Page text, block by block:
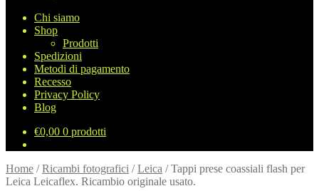
Chi siamo
Shop
Prodotti
Spedizioni
Metodi di pagamento
Recesso
Privacy Policy
Blog
€0,00 0 prodotti
Home /Ricambi fotografici /Leica /Tappi prese coassiali flash per
Leica Leicaflex. Ricambio originale usato.